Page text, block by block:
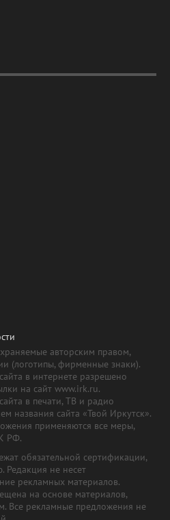
авторским правом,
(логотипы, фирменные знаки).
в интернете разрешено
на сайт www.irk.ru.
в печати, ТВ и радио
названия сайта «Твой Иркутск».
применяются все меры,
РФ.
обязательной сертификации,
Редакция не несет
рекламных материалов.
на основе материалов,
Все рекламные предложения не